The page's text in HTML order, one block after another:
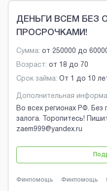
Brobaza -
ДЕНЬГИ ВСЕМ БЕЗ
ПРОСРОЧКАМИ!
Сумма: от 250000 до
Возраст: от 18 до 70
Срок займа: От 1 до 10
Дополнительная
Во всех регионах РФ. Без
залога. Торопитесь!
zaem999@yandex.ru
Финпомощь Финпомощь